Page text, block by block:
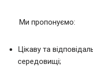
Ми пропонуємо:
Цікаву та
середовищі;